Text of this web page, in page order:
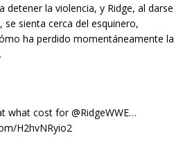
detener la violencia, y Ridge, al darse
se sienta cerca del esquinero,
ha perdido momentáneamente la
what cost for @RidgeWWE…
H2hvNRyio2